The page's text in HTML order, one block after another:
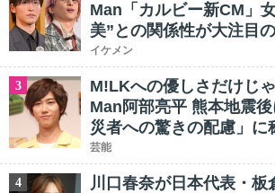
Man「カルビー新CM」
美”との関係性が大注目
イケメン
3
M!LKへの優しさだけじ
Man阿部亮平 熊本地震
災者への驚きの配慮」に
芸能
4
川口春奈が日本代表・板